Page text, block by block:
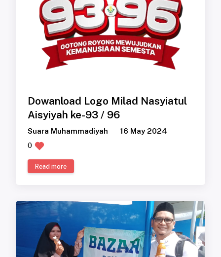
Dowanload Logo Milad Nasyiatul
Aisyiyah ke-93 / 96
Suara Muhammadiyah
16 May 2024
0
Read more